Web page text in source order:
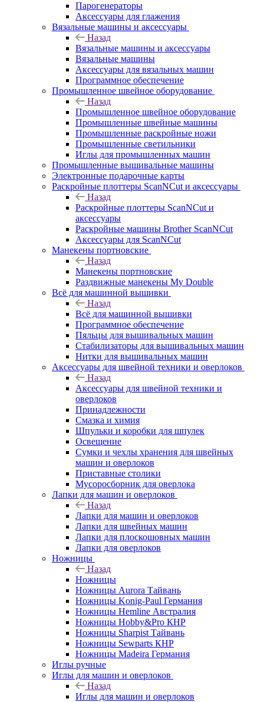
Парогенераторы
Аксессуары для глажения
Вязальные машины и аксессуары
Назад
Вязальные машины и аксессуары
Вязальные машины
Аксессуары для вязальных машин
Программное обеспечение
Промышленное швейное оборудование
Назад
Промышленное швейное оборудование
Промышленные швейные машины
Промышленные раскройные ножи
Промышленные светильники
Иглы для промышленных машин
Промышленные вышивальные машины
Электронные подарочные карты
Раскройные плоттеры ScanNCut и аксессуары
Назад
Раскройные плоттеры ScanNCut и
аксессуары
Раскройные машины Brother ScanNCut
Аксессуары для ScanNCut
Манекены портновские
Назад
Манекены портновские
Раздвижные манекены My Double
Всё для машинной вышивки
Назад
Всё для машинной вышивки
Программное обеспечение
Пяльцы для вышивальных машин
Стабилизаторы для вышивальных машин
Нитки для вышивальных машин
Аксессуары для швейной техники и оверлоков
Назад
Аксессуары для швейной техники и
оверлоков
Принадлежности
Смазка и химия
Шпульки и коробки для шпулек
Освещение
Сумки и чехлы хранения для швейных
машин и оверлоков
Приставные столики
Мусоросборник для оверлока
Лапки для машин и оверлоков
Назад
Лапки для машин и оверлоков
Лапки для швейных машин
Лапки для плоскошовных машин
Лапки для оверлоков
Ножницы
Назад
Ножницы
Ножницы Aurora Тайвань
Ножницы Konig-Paul Германия
Ножницы Hemline Австралия
Ножницы Hobby&Pro КНР
Ножницы Sharpist Тайвань
Ножницы Sewparts КНР
Ножницы Madeira Германия
Иглы ручные
Иглы для машин и оверлоков
Назад
Иглы для машин и оверлоков